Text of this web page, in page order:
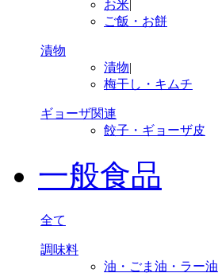
お米|
ご飯・お餅
漬物
漬物|
梅干し・キムチ
ギョーザ関連
餃子・ギョーザ皮
一般食品
全て
調味料
油・ごま油・ラー油